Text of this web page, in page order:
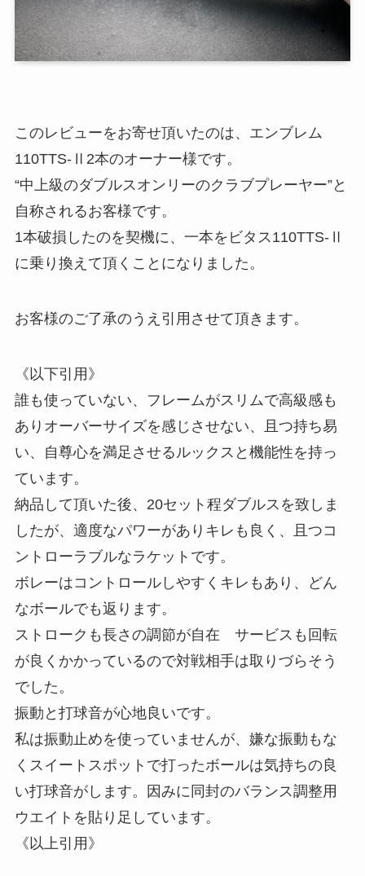
このレビューをお寄せ頂いたのは、エンブレム
110TTS-Ⅱ2本のオーナー様です。
“中上級のダブルスオンリーのクラブプレーヤー”と
自称されるお客様です。
1本破損したのを契機に、一本をビタス110TTS-Ⅱ
に乗り換えて頂くことになりました。
お客様のご了承のうえ引用させて頂きます。
《以下引用》
誰も使っていない、フレームがスリムで高級感も
ありオーバーサイズを感じさせない、且つ持ち易
い、自尊心を満足させるルックスと機能性を持っ
ています。
納品して頂いた後、20セット程ダブルスを致しま
したが、適度なパワーがありキレも良く、且つコ
ントローラブルなラケットです。
ボレーはコントロールしやすくキレもあり、どん
なボールでも返ります。
ストロークも長さの調節が自在 サービスも回転
が良くかかっているので対戦相手は取りづらそう
でした。
振動と打球音が心地良いです。
私は振動止めを使っていませんが、嫌な振動もな
くスイートスポットで打ったボールは気持ちの良
い打球音がします。因みに同封のバランス調整用
ウエイトを貼り足しています。
《以上引用》